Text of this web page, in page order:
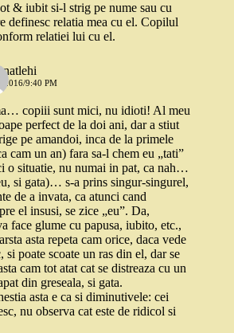
& iubit si-l strig pe nume sau cu
definesc relatia mea cu el. Copilul
relatiei lui cu el.
2016/9:40 PM
copiii sunt mici, nu idioti! Al meu
perfect de la doi ani, dar a stiut
pe amandoi, inca de la primele
cam un an) fara sa-l chem eu „tati”
o situatie, nu numai in pat, ca nah…
si gata)… s-a prins singur-singurel,
de a invata, ca atunci cand
el insusi, se zice „eu”. Da,
face glume cu papusa, iubito, etc.,
asta repeta cam orice, daca vede
si poate scoate un ras din el, dar se
cam tot atat cat se distreaza cu un
din greseala, si gata.
asta e ca si diminutivele: cei
nu observa cat este de ridicol si